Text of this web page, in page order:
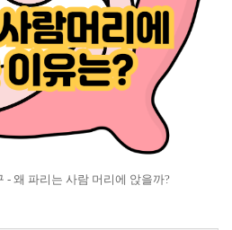
- 왜 파리는 사람 머리에 앉을까?